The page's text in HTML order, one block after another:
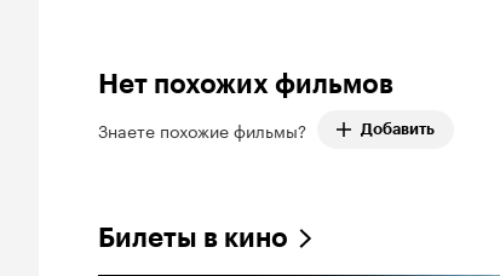
Нет похожих фильмов
Знаете похожие фильмы? Добавить
Билеты в кино